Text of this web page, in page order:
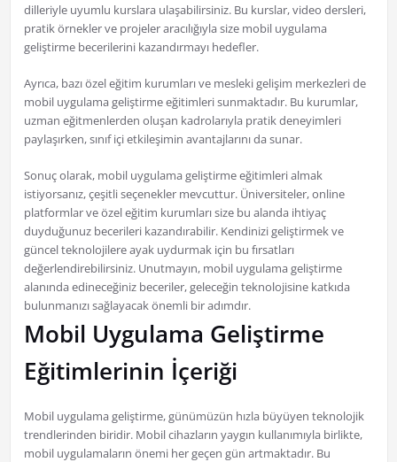
dilleriyle uyumlu kurslara ulaşabilirsiniz. Bu kurslar, video dersleri,
pratik örnekler ve projeler aracılığıyla size mobil uygulama
geliştirme becerilerini kazandırmayı hedefler.
Ayrıca, bazı özel eğitim kurumları ve mesleki gelişim merkezleri de
mobil uygulama geliştirme eğitimleri sunmaktadır. Bu kurumlar,
uzman eğitmenlerden oluşan kadrolarıyla pratik deneyimleri
paylaşırken, sınıf içi etkileşimin avantajlarını da sunar.
Sonuç olarak, mobil uygulama geliştirme eğitimleri almak
istiyorsanız, çeşitli seçenekler mevcuttur. Üniversiteler, online
platformlar ve özel eğitim kurumları size bu alanda ihtiyaç
duyduğunuz becerileri kazandırabilir. Kendinizi geliştirmek ve
güncel teknolojilere ayak uydurmak için bu fırsatları
değerlendirebilirsiniz. Unutmayın, mobil uygulama geliştirme
alanında edineceğiniz beceriler, geleceğin teknolojisine katkıda
bulunmanızı sağlayacak önemli bir adımdır.
Mobil Uygulama Geliştirme
Eğitimlerinin İçeriği
Mobil uygulama geliştirme, günümüzün hızla büyüyen teknolojik
trendlerinden biridir. Mobil cihazların yaygın kullanımıyla birlikte,
mobil uygulamaların önemi her geçen gün artmaktadır. Bu